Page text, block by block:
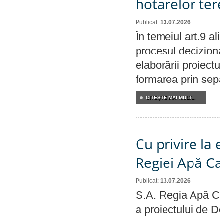
hotarelor
Publicat: 13.07.2026
În temeiul art.9
procesul
elaborării
formarea prin
CITEŞTE MAI MULT...
Cu privire la
Regiei Apă
Publicat: 13.07.2026
S.A. Regia Apă
a proiectului de